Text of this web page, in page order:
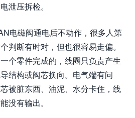
泄压拆检。
电磁阀通电后不动作，很多人第
判断有时对，但也很容易走偏。
个零件完成的，线圈只负责产生
结构或阀芯换向。电气端有问
被脏东西、油泥、水分卡住，线
没有输出。